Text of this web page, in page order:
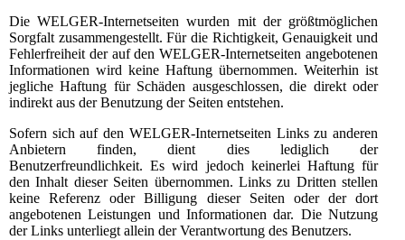
Die WELGER-Internetseiten wurden mit der größtmöglichen
Sorgfalt zusammengestellt. Für die Richtigkeit, Genauigkeit und
Fehlerfreiheit der auf den WELGER-Internetseiten angebotenen
Informationen wird keine Haftung übernommen. Weiterhin ist
jegliche Haftung für Schäden ausgeschlossen, die direkt oder
indirekt aus der Benutzung der Seiten entstehen.
Sofern sich auf den WELGER-Internetseiten Links zu anderen
Anbietern finden, dient dies lediglich der
Benutzerfreundlichkeit. Es wird jedoch keinerlei Haftung für
den Inhalt dieser Seiten übernommen. Links zu Dritten stellen
keine Referenz oder Billigung dieser Seiten oder der dort
angebotenen Leistungen und Informationen dar. Die Nutzung
der Links unterliegt allein der Verantwortung des Benutzers.